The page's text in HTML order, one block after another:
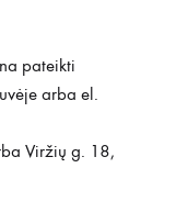
pateikti
arba el.
Viržių g. 18,